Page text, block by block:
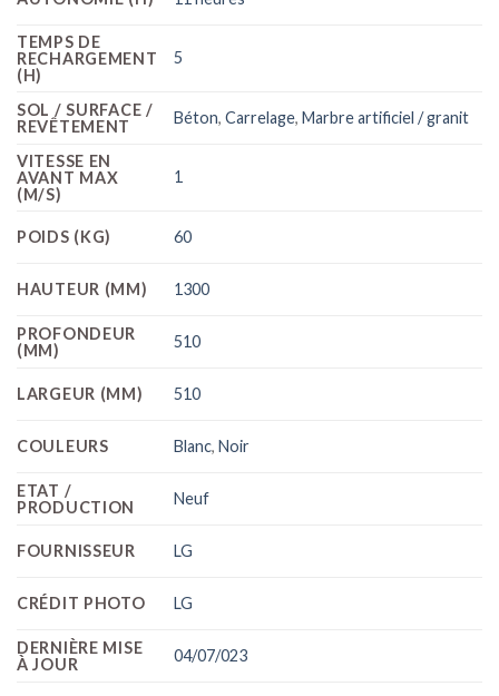
TEMPS DE
RECHARGEMENT
(H)
5
SOL / SURFACE /
REVÊTEMENT
Béton,Carrelage,Marbre artificiel / granit
VITESSE EN
AVANT MAX
(M/S)
1
POIDS (KG) 60
HAUTEUR (MM) 1300
PROFONDEUR
(MM)
510
LARGEUR (MM) 510
COULEURS Blanc,Noir
ETAT /
PRODUCTION
Neuf
FOURNISSEUR LG
CRÉDIT PHOTO LG
DERNIÈRE MISE
À JOUR
04/07/023